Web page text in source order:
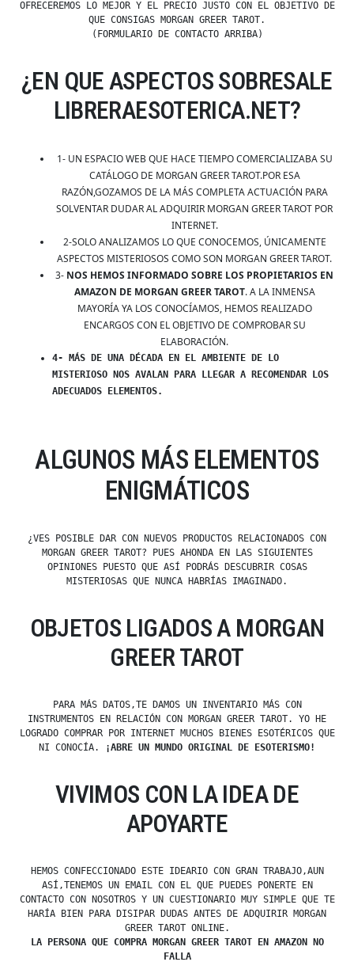
OFRECEREMOS LO MEJOR Y EL PRECIO JUSTO CON EL OBJETIVO DE
QUE CONSIGAS MORGAN GREER TAROT.
(FORMULARIO DE CONTACTO ARRIBA)
¿EN QUE ASPECTOS SOBRESALE
LIBRERAESOTERICA.NET?
1- UN ESPACIO WEB QUE HACE TIEMPO COMERCIALIZABA SU
CATÁLOGO DE MORGAN GREER TAROT.POR ESA
RAZÓN,GOZAMOS DE LA MÁS COMPLETA ACTUACIÓN PARA
SOLVENTAR DUDAR AL ADQUIRIR MORGAN GREER TAROT POR
INTERNET.
2-SOLO ANALIZAMOS LO QUE CONOCEMOS, ÚNICAMENTE
ASPECTOS MISTERIOSOS COMO SON MORGAN GREER TAROT.
3- NOS HEMOS INFORMADO SOBRE LOS PROPIETARIOS EN
AMAZON DE MORGAN GREER TAROT. A LA INMENSA
MAYORÍA YA LOS CONOCÍAMOS, HEMOS REALIZADO
ENCARGOS CON EL OBJETIVO DE COMPROBAR SU
ELABORACIÓN.
4- MÁS DE UNA DÉCADA EN EL AMBIENTE DE LO
MISTERIOSO NOS AVALAN PARA LLEGAR A RECOMENDAR LOS
ADECUADOS ELEMENTOS.
ALGUNOS MÁS ELEMENTOS
ENIGMÁTICOS
¿VES POSIBLE DAR CON NUEVOS PRODUCTOS RELACIONADOS CON
MORGAN GREER TAROT? PUES AHONDA EN LAS SIGUIENTES
OPINIONES PUESTO QUE ASÍ PODRÁS DESCUBRIR COSAS
MISTERIOSAS QUE NUNCA HABRÍAS IMAGINADO.
OBJETOS LIGADOS A MORGAN
GREER TAROT
PARA MÁS DATOS,TE DAMOS UN INVENTARIO MÁS CON
INSTRUMENTOS EN RELACIÓN CON MORGAN GREER TAROT. YO HE
LOGRADO COMPRAR POR INTERNET MUCHOS BIENES ESOTÉRICOS QUE
NI CONOCÍA.
¡ABRE UN MUNDO ORIGINAL DE ESOTERISMO!
VIVIMOS CON LA IDEA DE
APOYARTE
HEMOS CONFECCIONADO ESTE IDEARIO CON GRAN TRABAJO,AUN
ASÍ,TENEMOS UN EMAIL CON EL QUE PUEDES PONERTE EN
CONTACTO CON NOSOTROS Y UN CUESTIONARIO MUY SIMPLE QUE TE
HARÍA BIEN PARA DISIPAR DUDAS ANTES DE ADQUIRIR MORGAN
GREER TAROT ONLINE.
LA PERSONA QUE COMPRA MORGAN GREER TAROT EN AMAZON NO
FALLA